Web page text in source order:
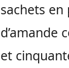
sachets
d’amande
et